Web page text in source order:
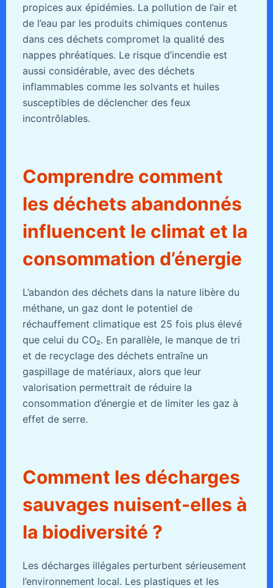
propices aux épidémies. La pollution de l’air et
de l’eau par les produits chimiques contenus
dans ces déchets compromet la qualité des
nappes phréatiques. Le risque d’incendie est
aussi considérable, avec des déchets
inflammables comme les solvants et huiles
susceptibles de déclencher des feux
incontrôlables.
Comprendre comment
les déchets abandonnés
influencent le climat et la
consommation d’énergie
L’abandon des déchets dans la nature libère du
méthane, un gaz dont le potentiel de
réchauffement climatique est 25 fois plus élevé
que celui du CO₂. En parallèle, le manque de tri
et de recyclage des déchets entraîne un
gaspillage de matériaux, alors que leur
valorisation permettrait de réduire la
consommation d’énergie et de limiter les gaz à
effet de serre.
Comment les décharges
sauvages nuisent-elles à
la biodiversité ?
Les décharges illégales perturbent sérieusement
l’environnement local. Les plastiques et les